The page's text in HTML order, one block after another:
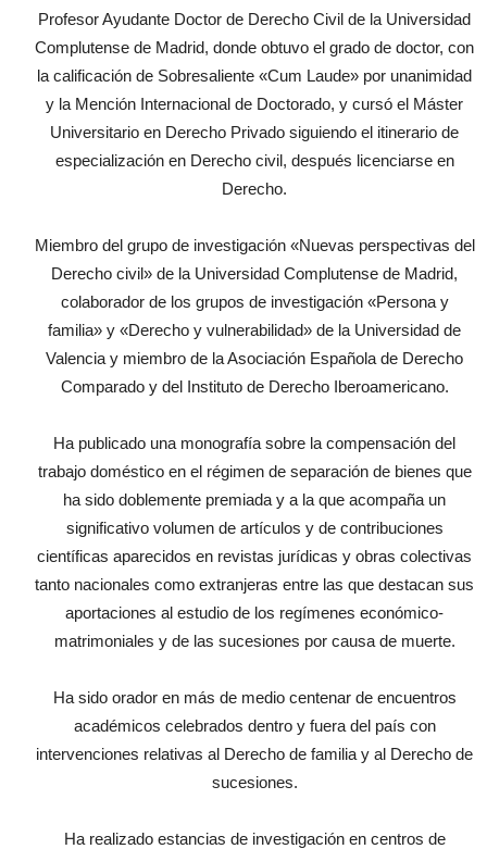
Profesor Ayudante Doctor de Derecho Civil de la Universidad
Complutense de Madrid, donde obtuvo el grado de doctor, con
la calificación de Sobresaliente «Cum Laude» por unanimidad
y la Mención Internacional de Doctorado, y cursó el Máster
Universitario en Derecho Privado siguiendo el itinerario de
especialización en Derecho civil, después licenciarse en
Derecho.
Miembro del grupo de investigación «Nuevas perspectivas del
Derecho civil» de la Universidad Complutense de Madrid,
colaborador de los grupos de investigación «Persona y
familia» y «Derecho y vulnerabilidad» de la Universidad de
Valencia y miembro de la Asociación Española de Derecho
Comparado y del Instituto de Derecho Iberoamericano.
Ha publicado una monografía sobre la compensación del
trabajo doméstico en el régimen de separación de bienes que
ha sido doblemente premiada y a la que acompaña un
significativo volumen de artículos y de contribuciones
científicas aparecidos en revistas jurídicas y obras colectivas
tanto nacionales como extranjeras entre las que destacan sus
aportaciones al estudio de los regímenes económico-
matrimoniales y de las sucesiones por causa de muerte.
Ha sido orador en más de medio centenar de encuentros
académicos celebrados dentro y fuera del país con
intervenciones relativas al Derecho de familia y al Derecho de
sucesiones.
Ha realizado estancias de investigación en centros de